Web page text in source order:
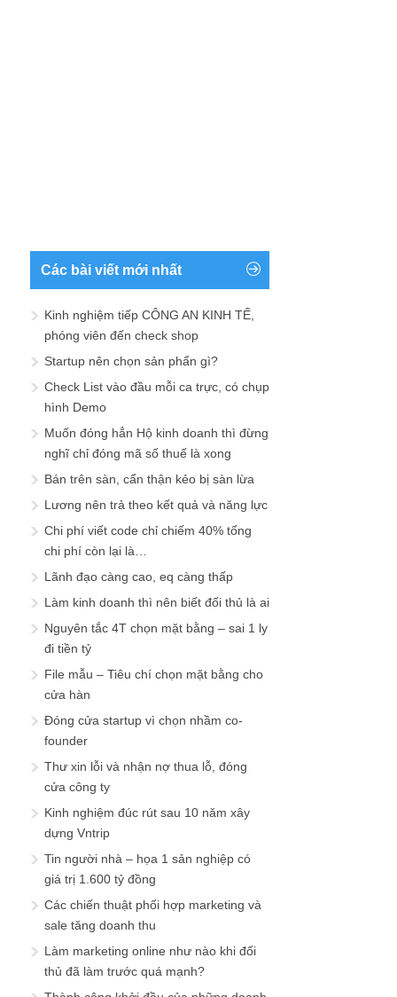
Các bài viết mới nhất
Kinh nghiệm tiếp CÔNG AN KINH TẾ,
phóng viên đến check shop
Startup nên chọn sản phẩn gì?
Check List vào đầu mỗi ca trực, có chụp
hình Demo
Muốn đóng hẳn Hộ kinh doanh thì đừng
nghĩ chỉ đóng mã số thuế là xong
Bán trên sàn, cẩn thận kẻo bị sàn lừa
Lương nên trả theo kết quả và năng lực
Chi phí viết code chỉ chiếm 40% tổng
chi phí còn lại là…
Lãnh đạo càng cao, eq càng thấp
Làm kinh doanh thì nên biết đối thủ là ai
Nguyên tắc 4T chọn mặt bằng – sai 1 ly
đi tiền tỷ
File mẫu – Tiêu chí chọn mặt bằng cho
cửa hàn
Đóng cửa startup vì chọn nhầm co-
founder
Thư xin lỗi và nhận nợ thua lỗ, đóng
cửa công ty
Kinh nghiệm đúc rút sau 10 năm xây
dựng Vntrip
Tin người nhà – họa 1 sản nghiệp có
giá trị 1.600 tỷ đồng
Các chiến thuật phối hợp marketing và
sale tăng doanh thu
Làm marketing online như nào khi đối
thủ đã làm trước quá mạnh?